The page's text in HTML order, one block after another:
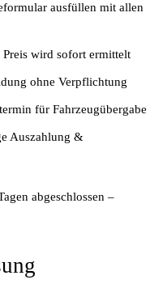
ausfüllen mit allen
wird sofort ermittelt
ohne Verpflichtung
für Fahrzeugübergabe
Auszahlung &
abgeschlossen –